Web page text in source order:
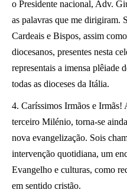
o Presidente nacional, Adv.
as palavras que me dirigiram.
Cardeais e Bispos, assim
diocesanos, presentes nesta
representais a imensa plêiade
todas as dioceses da Itália.
4. Caríssimos Irmãos e Irmãs!
terceiro Milénio, torna-se
nova evangelização. Sois
intervenção quotidiana, um
Evangelho e culturas, como
em sentido cristão.